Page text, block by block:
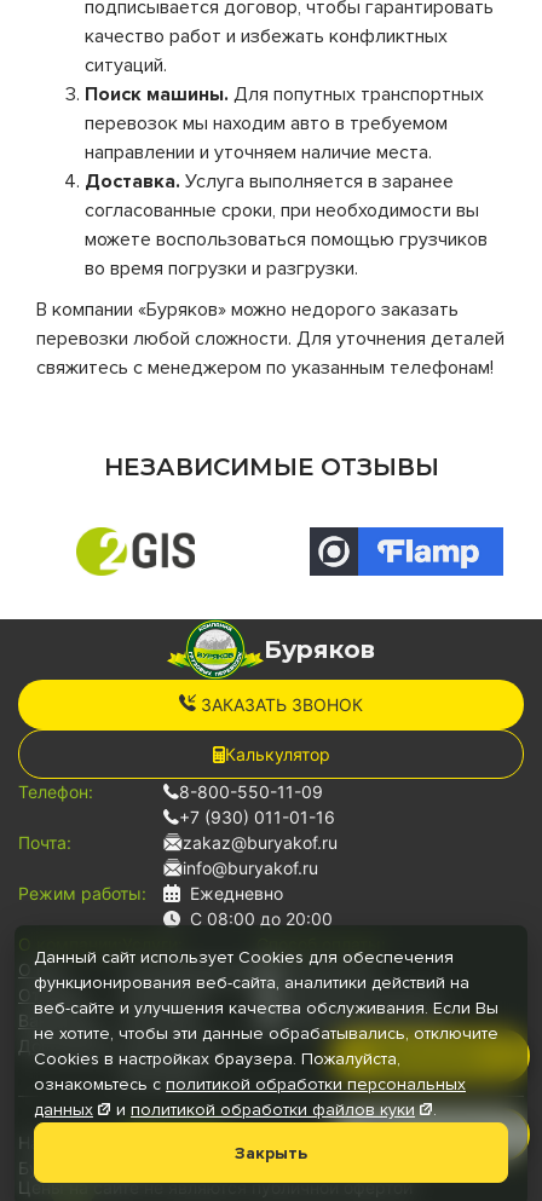
подписывается договор, чтобы гарантировать
качество работ и избежать конфликтных
ситуаций.
Поиск машины. Для попутных транспортных
перевозок мы находим авто в требуемом
направлении и уточняем наличие места.
Доставка. Услуга выполняется в заранее
согласованные сроки, при необходимости вы
можете воспользоваться помощью грузчиков
во время погрузки и разгрузки.
В компании «Буряков» можно недорого заказать
перевозки любой сложности. Для уточнения деталей
свяжитесь с менеджером по указанным телефонам!
НЕЗАВИСИМЫЕ ОТЗЫВЫ
Буряков
ЗАКАЗАТЬ ЗВОНОК
Калькулятор
Телефон:
8-800-550-11-09
+7 (930) 011-01-16
Почта:
zakaz@buryakof.ru
info@buryakof.ru
Режим работы:
Ежедневно
С 08:00 до 20:00
О компании:
О нас
Отзывы
Вакансии
Документы
Грузоперевозки
Переезды
Грузчики
Для юр.лиц
Автопарк
Наличными
Банковской картой
Безналичный расчет
Буряков © 2026
Цены на сайте не являются публичной офертой
Наши медиа:
Данный сайт использует Cookies для обеспечения
функционирования веб-сайта, аналитики действий на
веб-сайте и улучшения качества обслуживания. Если Вы
не хотите, чтобы эти данные обрабатывались, отключите
Cookies в настройках браузера. Пожалуйста,
ознакомьтесь с политикой обработки персональных
данных
и политикой обработки файловкуки .
Закрыть